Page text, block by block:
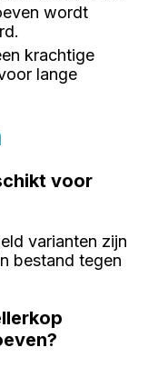
wordt
krachtige
lange
voor
varianten zijn
bestand tegen